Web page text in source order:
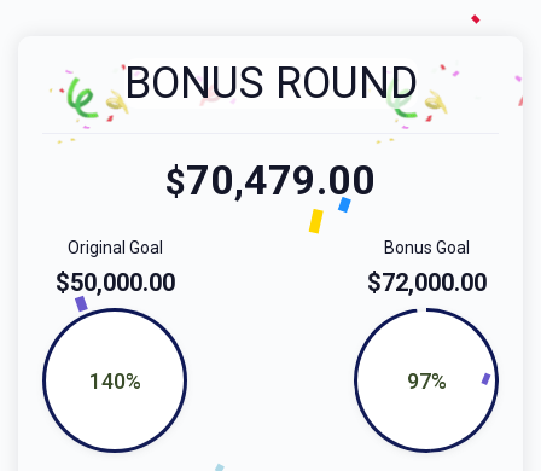
BONUS ROUND
$70,479.00
Bonus Goal
$72,000.00
97%
Original Goal
$50,000.00
140%